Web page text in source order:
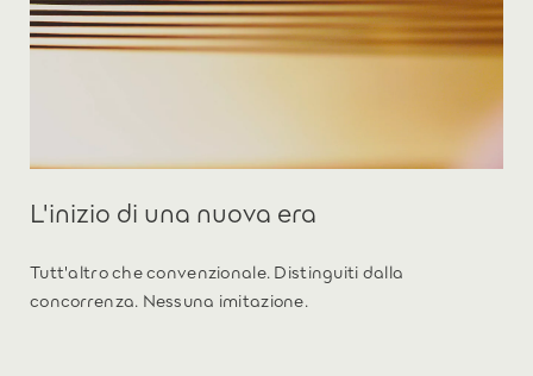
L'inizio di una nuova era
Tutt'altro che convenzionale. Distinguiti dalla
concorrenza. Nessuna imitazione.